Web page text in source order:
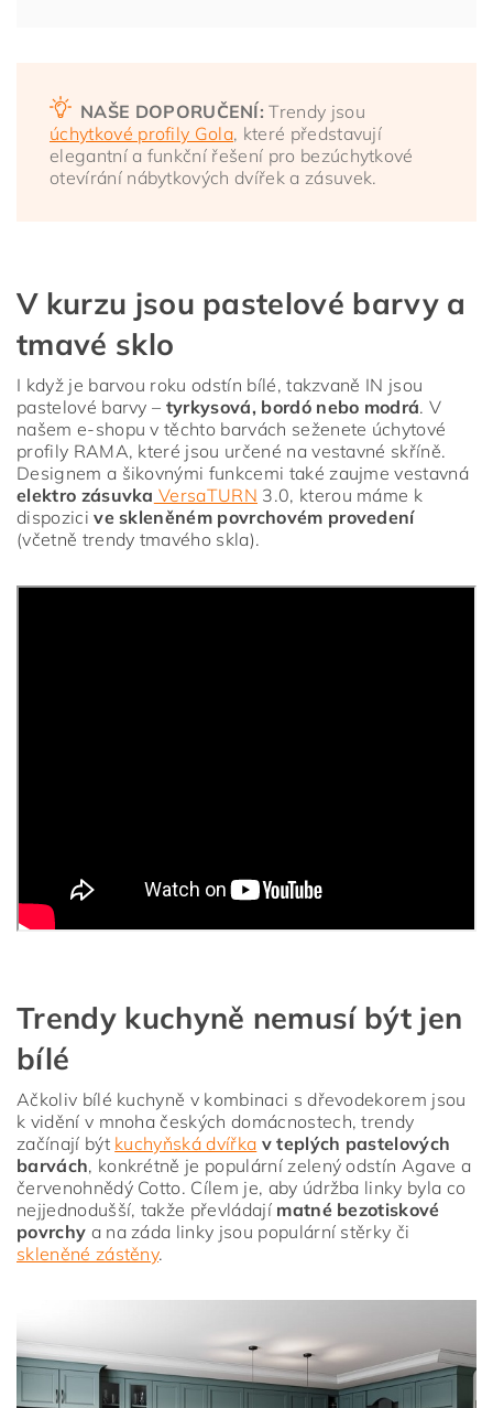
NAŠE DOPORUČENÍ: Trendy jsou
úchytkové profily Gola, které představují
elegantní a funkční řešení pro bezúchytkové
otevírání nábytkových dvířek a zásuvek.
V kurzu jsou pastelové barvy a
tmavé sklo
I když je barvou roku odstín bílé, takzvaně IN jsou
pastelové barvy – tyrkysová, bordó nebo modrá. V
našem e-shopu v těchto barvách seženete úchytové
profily RAMA, které jsou určené na vestavné skříně.
Designem a šikovnými funkcemi také zaujme vestavná
elektro zásuvka VersaTURN 3.0, kterou máme k
dispozicive skleněném povrchovém provedení
(včetně trendy tmavého skla).
Trendy kuchyně nemusí být jen
bílé
Ačkoliv bílé kuchyně v kombinaci s dřevodekorem jsou
k vidění v mnoha českých domácnostech, trendy
začínají být kuchyňská dvířka v teplých pastelových
barvách, konkrétně je populární zelený odstín Agave a
červenohnědý Cotto. Cílem je, aby údržba linky byla co
nejjednodušší, takže převládají matné bezotiskové
povrchy a na záda linky jsou populární stěrky či
skleněné zástěny.